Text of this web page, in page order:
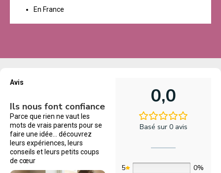
En France
Avis
Ils nous font confiance
Parce que rien ne vaut les
mots de vrais parents pour se
faire une idée… découvrez
leurs expériences, leurs
conseils et leurs petits coups
de cœur
0,0
Basé sur 0 avis
5
0%